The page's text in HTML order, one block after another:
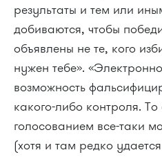
результаты и тем или
добиваются, чтобы
объявлены не те, кого
нужен тебе».
возможность
какого-либо контроля.
голосованием все-таки
(хотя и там редко